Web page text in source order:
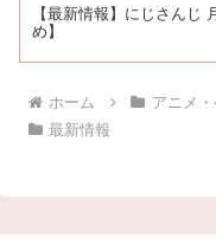
【最新情報】にじさんじ
め】
ホーム アニメ
最新情報